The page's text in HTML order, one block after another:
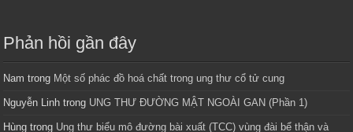
Phản hồi gần đây
Nam trong Một số phác đồ hoá chất trong ung thư cổ tử cung
Nguyễn Linh trong UNG THƯ ĐƯỜNG MẬT NGOÀI GAN (Phần 1)
Hùng trong Ung thư biểu mô đường bài xuất (TCC) vùng đài bể thận và